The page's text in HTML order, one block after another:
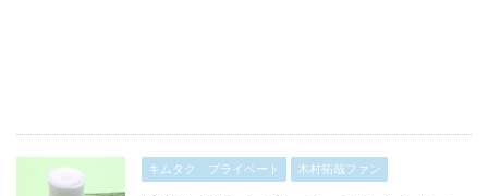
キムタク プライベート 木村拓哉ファン